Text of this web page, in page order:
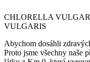
CHLORELLA
VULGARIS
Abychom dosáhli
Proto jsme všechny naše